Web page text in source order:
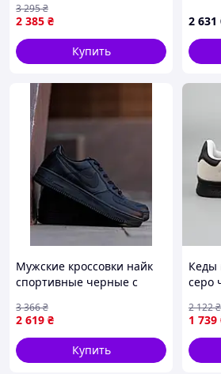
черной подошве
2 385 ₴
3 295₴
Купить
2 631
Мужские кроссовки найк
спортивные черные с
Force 1 Low 07 Black Edition
Seli Чоловічі кросівки найк
2 619 ₴
3 366₴
Купить
Кеды
серо
сіро
1 739
2 122₴